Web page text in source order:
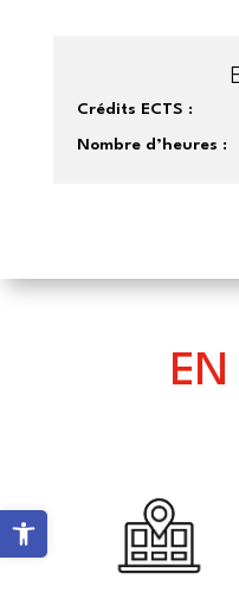
Ouvrir la barre d’outils
Crédits ECTS :
Nombre d’heures :
EN